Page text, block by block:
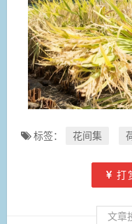
标签： 花间集
打
文章